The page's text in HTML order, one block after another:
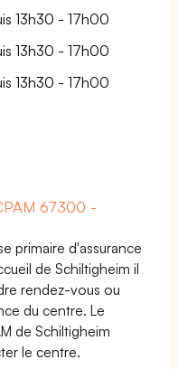
13h30 - 17h00
13h30 - 17h00
13h30 - 17h00
67300 -
primaire d'assurance
de Schiltigheim il
rendez-vous ou
du centre. Le
de Schiltigheim
le centre.